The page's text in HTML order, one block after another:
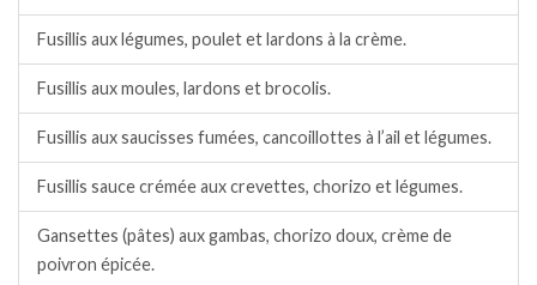
Fusillis aux légumes, poulet et lardons à la crème.
Fusillis aux moules, lardons et brocolis.
Fusillis aux saucisses fumées, cancoillottes à l’ail et légumes.
Fusillis sauce crémée aux crevettes, chorizo et légumes.
Gansettes (pâtes) aux gambas, chorizo doux, crème de
poivron épicée.